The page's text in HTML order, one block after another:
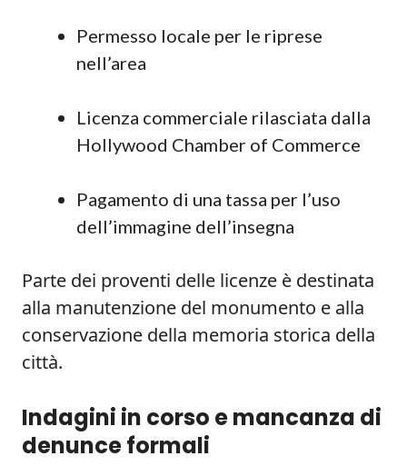
Permesso locale per le riprese
nell’area
Licenza commerciale rilasciata dalla
Hollywood Chamber of Commerce
Pagamento di una tassa per l’uso
dell’immagine dell’insegna
Parte dei proventi delle licenze è destinata
alla manutenzione del monumento e alla
conservazione della memoria storica della
città.
Indagini in corso e mancanza di
denunce formali